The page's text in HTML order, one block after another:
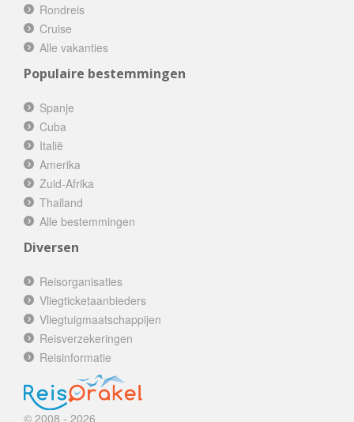
Rondreis
Cruise
Alle vakanties
Populaire bestemmingen
Spanje
Cuba
Italië
Amerika
Zuid-Afrika
Thailand
Alle bestemmingen
Diversen
Reisorganisaties
Vliegticketaanbieders
Vliegtuigmaatschappijen
Reisverzekeringen
Reisinformatie
© 2008 - 2026